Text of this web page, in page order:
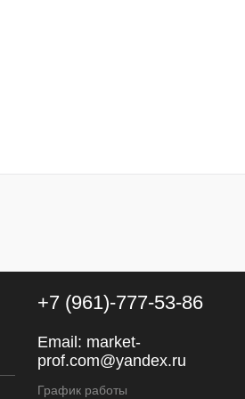
+7 (961)-777-53-86
Email: market-
prof.com@yandex.ru
График работы